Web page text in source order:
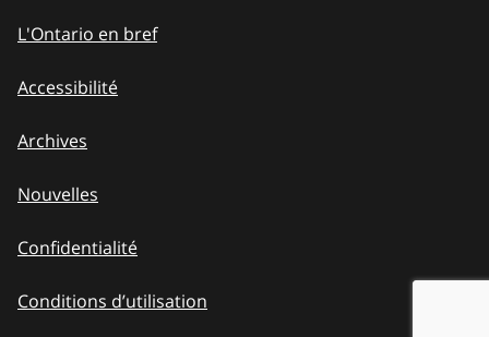
L'Ontario en bref
Accessibilité
Archives
Nouvelles
Confidentialité
Conditions d’utilisation